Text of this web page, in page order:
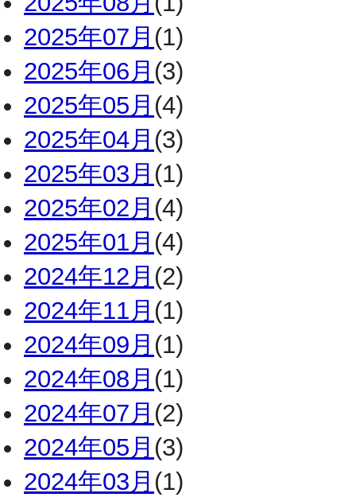
2025年07月 (1)
2025年06月 (3)
2025年05月 (4)
2025年04月 (3)
2025年03月 (1)
2025年02月 (4)
2025年01月 (4)
2024年12月 (2)
2024年11月 (1)
2024年09月 (1)
2024年08月 (1)
2024年07月 (2)
2024年05月 (3)
2024年03月 (1)